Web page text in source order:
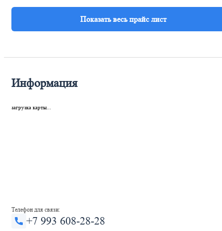
Информация
загрузка карты...
Телефон для связи:
+7 993 608-28-28